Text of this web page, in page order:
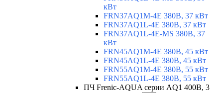
кВт
FRN37AQ1M-4E 380В, 37 кВт
FRN37AQ1L-4E 380В, 37 кВт
FRN37AQ1L-4E-MS 380В, 37
кВт
FRN45AQ1M-4E 380В, 45 кВт
FRN45AQ1L-4E 380В, 45 кВт
FRN55AQ1M-4E 380В, 55 кВт
FRN55AQ1L-4E 380В, 55 кВт
ПЧ Frenic-AQUA серии AQ1 400В, 3